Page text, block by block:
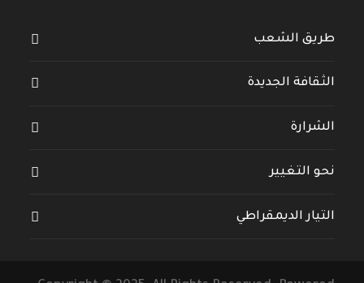
طريق الشعب
الثقافة الجديدة
الشرارة
نحو التغيير
التيار الديمقراطي